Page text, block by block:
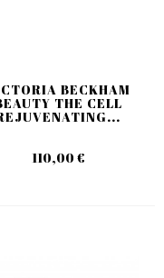
BECKHAM
THE CELL
110,00 €